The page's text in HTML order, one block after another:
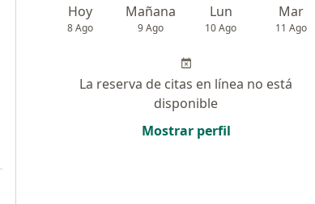
Hoy
8 Ago
Mañana
9 Ago
Lun
10 Ago
Mar
11 Ago
La reserva de citas en línea no está
disponible
Mostrar perfil